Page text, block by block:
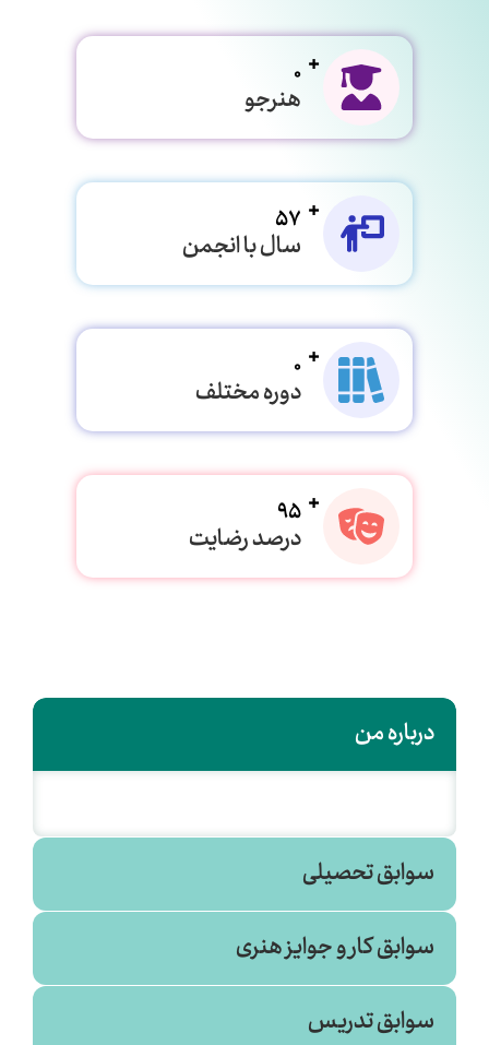
0
هنرجو
57
سال با انجمن
0
دوره مختلف
95
درصد رضایت
درباره من
سوابق تحصیلی
سوابق کار و جوایز هنری
سوابق تدریس